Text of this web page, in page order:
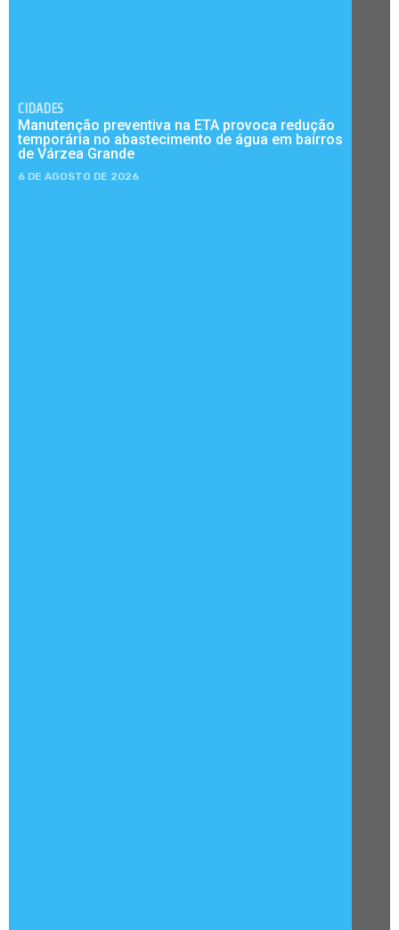
CIDADES
Manutenção preventiva na ETA provoca redução
temporária no abastecimento de água em bairros
de Várzea Grande
6 DE AGOSTO DE 2026